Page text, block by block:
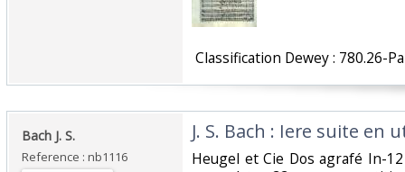
Classification Dewey : 780.26-
‎Bach J. S.‎
Reference : nb1116
‎J. S. Bach : Iere suite en
‎Heugel et Cie Dos agrafé In-